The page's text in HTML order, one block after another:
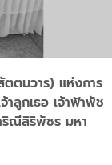
ตมวาร) แห่งการ
ลูกเธอ เจ้าฟ้าพัช
ริณีสิริพัชร มหา